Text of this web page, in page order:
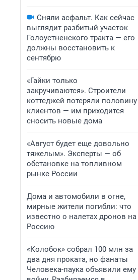
Сняли асфальт. Как сейчас
выглядит разбитый участок
Голоустненского тракта — его
должны восстановить к
сентябрю
«Гайки только
закручиваются». Строители
коттеджей потеряли половину
клиентов — им приходится
сносить новые дома
«Август будет еще довольно
тяжелым». Эксперты — об
обстановке на топливном
рынке России
Дома и автомобили в огне,
мирные жители погибли: что
известно о налетах дронов на
Россию
«Колобок» собрал 100 млн за
два дня проката, но фанаты
Человека-паука объявили ему